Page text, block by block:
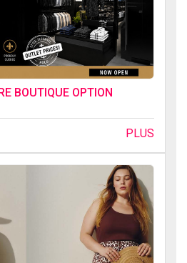
BOUTIQUE OPTION
PLUS